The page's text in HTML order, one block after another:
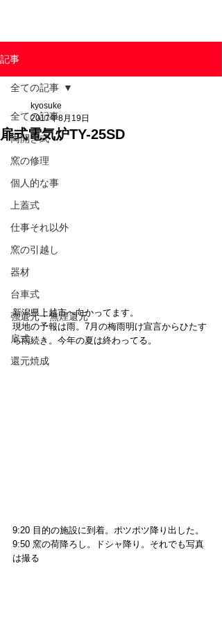
記事
全ての記事
両開き式
窯の修理
個人的な事
上蓋式
仕事それ以外
窯の引越し
器材
台車式
強還元・無煙還元
扉式
還元焼成
全ての記事
扉式電気炉TY-25SD
kyosuke
2017年8月19日
新潟県上越市へ向かってます。
現地の予報は雨。7月の梅雨明け宣言からひたす
ら雨続き。今年の夏は終わってる。
9:20 目的の施設に到着。ポツポツ降り出した。
9:50 窯の荷降ろし。ドシャ降り。それでも写真
は撮る